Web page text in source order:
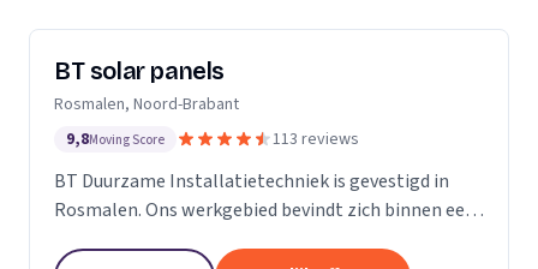
BT solar panels
Rosmalen, Noord-Brabant
9,8Moving Score 113 reviews
BT Duurzame Installatietechniek is gevestigd in
Rosmalen. Ons werkgebied bevindt zich binnen een